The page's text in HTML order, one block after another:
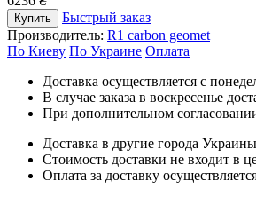
Купить
Быстрый заказ
Производитель: R1 carbon geomet
По Киеву По Украине Оплата
Доставка осуществляется с
В случае заказа в воскресенье
При дополнительном
Доставка в другие города
Стоимость доставки не входит в
Оплата за доставку